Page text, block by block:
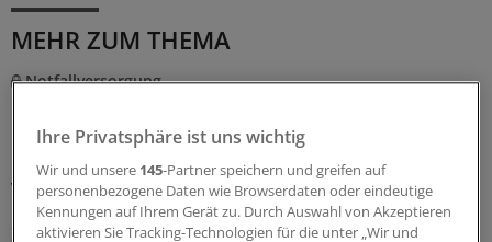
MEHR ZUM THEMA
Notfallversorgung
Erfolgsmodell
In nur zwölf Stunden waren die 6.000 Fahrdienste
vergeben: Der neu strukturierte ärztliche
Bereitschaftsdienst in Nordrhein wird gut angenommen.
Zuständig sind spezielle Kooperationsmediziner.
Ihre Privatsphäre ist uns wichtig
Wir und unsere 145-Partner speichern und greifen auf
personenbezogene Daten wie Browserdaten oder eindeutige
Kennungen auf Ihrem Gerät zu. Durch Auswahl von Akzeptieren
aktivieren Sie Tracking-Technologien für die unter „Wir und